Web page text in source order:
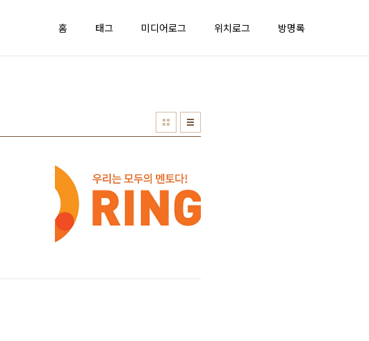
홈 태그 미디어로그 위치로그 방명록